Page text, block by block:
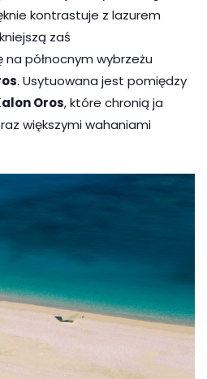
kontrastuje z lazurem
zaś
na północnym wybrzeżu
. Usytuowana jest pomiędzy
Oros, które chronią ja
większymi wahaniami